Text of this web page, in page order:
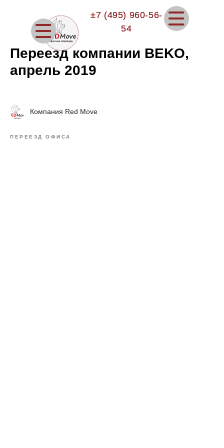
±7 (495) 960-56-
54
Переезд компании BEKO,
апрель 2019
Компания Red Move
ПЕРЕЕЗД ОФИСА
±7 (495) 960-56-
54